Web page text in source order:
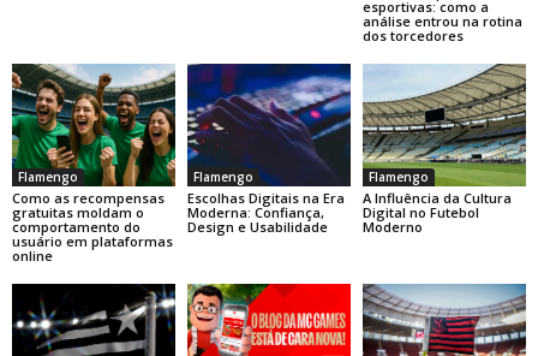
esportivas: como a
análise entrou na rotina
dos torcedores
Flamengo
Como as recompensas
gratuitas moldam o
comportamento do
usuário em plataformas
online
Flamengo
Escolhas Digitais na Era
Moderna: Confiança,
Design e Usabilidade
Flamengo
A Influência da Cultura
Digital no Futebol
Moderno